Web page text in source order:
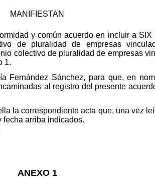
MANIFIESTAN
y común acuerdo en incluir a
de pluralidad de empresas
colectivo de pluralidad de empresas
1.
Fernández Sánchez, para que, en
al registro del presente
la correspondiente acta que, una vez
fecha arriba indicados.
ANEXO 1